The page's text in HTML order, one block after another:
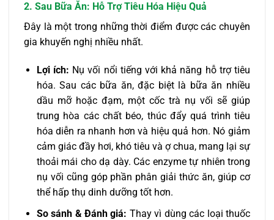
2. Sau Bữa Ăn: Hỗ Trợ Tiêu Hóa Hiệu Quả
Đây là một trong những thời điểm được các chuyên
gia khuyến nghị nhiều nhất.
Lợi ích: Nụ vối nổi tiếng với khả năng hỗ trợ tiêu
hóa. Sau các bữa ăn, đặc biệt là bữa ăn nhiều
dầu mỡ hoặc đạm, một cốc trà nụ vối sẽ giúp
trung hòa các chất béo, thúc đẩy quá trình tiêu
hóa diễn ra nhanh hơn và hiệu quả hơn. Nó giảm
cảm giác đầy hơi, khó tiêu và ợ chua, mang lại sự
thoải mái cho dạ dày. Các enzyme tự nhiên trong
nụ vối cũng góp phần phân giải thức ăn, giúp cơ
thể hấp thụ dinh dưỡng tốt hơn.
So sánh & Đánh giá: Thay vì dùng các loại thuốc